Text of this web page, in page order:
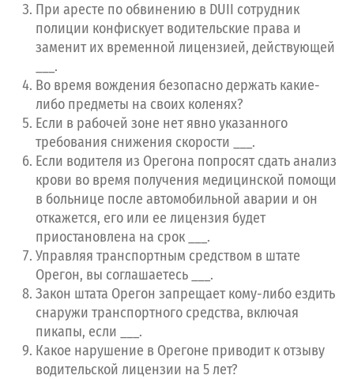
Нашли ошибку?
Вернуться ко всем тестам
Начать заново
Номер вопроса
0 Неверно (5 максимум) 0 Верно
123456 78 910 11121314 1516
При аресте по обвинению в DUII сотрудник
полиции конфискует водительские права и
заменит их временной лицензией, действующей
___.
Во время вождения безопасно держать какие-
либо предметы на своих коленях?
Если в рабочей зоне нет явно указанного
требования снижения скорости ___.
Если водителя из Орегона попросят сдать анализ
крови во время получения медицинской помощи
в больнице после автомобильной аварии и он
откажется, его или ее лицензия будет
приостановлена на срок ___.
Управляя транспортным средством в штате
Орегон, вы соглашаетесь ___.
Закон штата Орегон запрещает кому-либо ездить
снаружи транспортного средства, включая
пикапы, если ___.
Какое нарушение в Орегоне приводит к отзыву
водительской лицензии на 5 лет?